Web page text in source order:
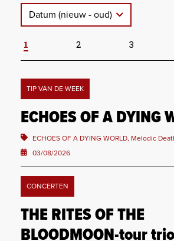
Datum (nieuw - oud)
1 2 3
TIP VAN DE WEEK
ECHOES OF A DYING
ECHOES OF A DYING WORLD, Melodic
03/08/2026
CONCERTEN
THE RITES OF THE
BLOODMOON-tour